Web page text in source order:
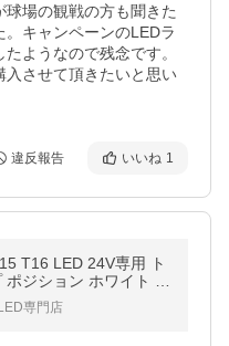
場の観戦の方も聞きた
キャンペーンのLEDラ
ようなので残念です。
させて頂きたいと思い
違反報告 いいね 1
T16 LED 24V専用 ト
ジション ホワイト ウ
プロジェクター 2個 60
専門店